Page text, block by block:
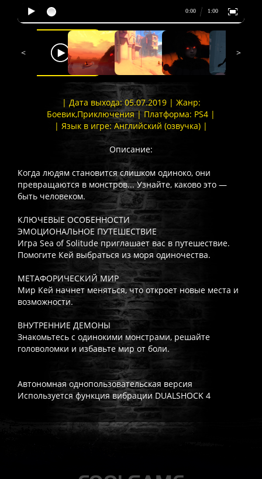
< >
| Дата выхода: 05.07.2019 | Жанр:
Боевик,Приключения | Платформа: PS4 |
| Язык в игре: Английский (озвучка) |
Описание:
Когда людям становится слишком одиноко, они
превращаются в монстров... Узнайте, каково это —
быть человеком.
КЛЮЧЕВЫЕ ОСОБЕННОСТИ
ЭМОЦИОНАЛЬНОЕ ПУТЕШЕСТВИЕ
Игра Sea of Solitude приглашает вас в путешествие.
Помогите Кей выбраться из моря одиночества.
МЕТАФОРИЧЕСКИЙ МИР
Мир Кей начнет меняться, что откроет новые места и
возможности.
ВНУТРЕННИЕ ДЕМОНЫ
Знакомьтесь с одинокими монстрами, решайте
головоломки и избавьте мир от боли.
Автономная однопользовательская версия
Используется функция вибрации DUALSHOCK 4
Часто спрашивают